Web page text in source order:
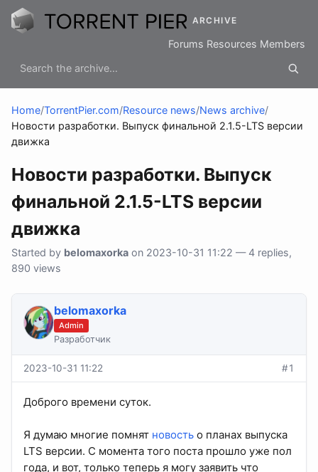
ARCHIVE
Forums Resources Members
Home/TorrentPier.com/Resource news/News archive/
Новости разработки. Выпуск финальной 2.1.5-LTS версии
движка
Новости разработки. Выпуск
финальной 2.1.5-LTS версии
движка
Started by belomaxorka on 2023-10-31 11:22 — 4 replies,
890 views
belomaxorka
Admin
Разработчик
2023-10-31 11:22 #1
Доброго времени суток.
Я думаю многие помнят новость о планах выпуска
LTS версии. С момента того поста прошло уже пол
года, и вот, только теперь я могу заявить что